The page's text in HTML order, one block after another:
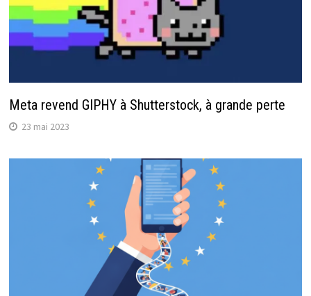
Meta revend GIPHY à Shutterstock, à grande perte
23 mai 2023